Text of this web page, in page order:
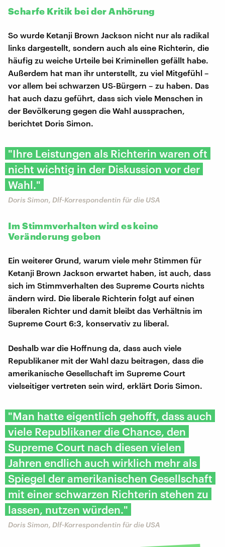
Scharfe Kritik bei der Anhörung
So wurde Ketanji Brown Jackson nicht nur als radikal
links dargestellt, sondern auch als eine Richterin, die
häufig zu weiche Urteile bei Kriminellen gefällt habe.
Außerdem hat man ihr unterstellt, zu viel Mitgefühl –
vor allem bei schwarzen US-Bürgern – zu haben. Das
hat auch dazu geführt, dass sich viele Menschen in
der Bevölkerung gegen die Wahl aussprachen,
berichtet Doris Simon.
"Ihre Leistungen als Richterin waren oft
nicht wichtig in der Diskussion vor der
Wahl."
Doris Simon, Dlf-Korrespondentin für die USA
Im Stimmverhalten wird es keine
Veränderung geben
Ein weiterer Grund, warum viele mehr Stimmen für
Ketanji Brown Jackson erwartet haben, ist auch, dass
sich im Stimmverhalten des Supreme Courts nichts
ändern wird. Die liberale Richterin folgt auf einen
liberalen Richter und damit bleibt das Verhältnis im
Supreme Court 6:3, konservativ zu liberal.
Deshalb war die Hoffnung da, dass auch viele
Republikaner mit der Wahl dazu beitragen, dass die
amerikanische Gesellschaft im Supreme Court
vielseitiger vertreten sein wird, erklärt Doris Simon.
"Man hatte eigentlich gehofft, dass auch
viele Republikaner die Chance, den
Supreme Court nach diesen vielen
Jahren endlich auch wirklich mehr als
Spiegel der amerikanischen Gesellschaft
mit einer schwarzen Richterin stehen zu
lassen, nutzen würden."
Doris Simon, Dlf-Korrespondentin für die USA